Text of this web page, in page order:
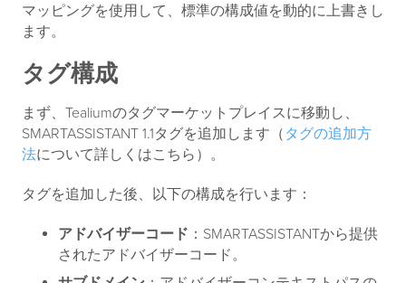
マッピングを使用して、標準の構成値を動的に上書きし
ます。
タグ構成
まず、Tealiumのタグマーケットプレイスに移動し、
SMARTASSISTANT 1.1タグを追加します（ タグの追加方
法について詳しくはこちら）。
タグを追加した後、以下の構成を行います：
アドバイザーコード ：SMARTASSISTANTから提供
されたアドバイザーコード。